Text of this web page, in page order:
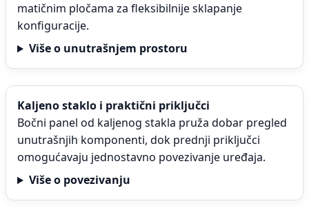
matičnim pločama za fleksibilnije sklapanje
konfiguracije.
Više o unutrašnjem prostoru
Kaljeno staklo i praktični priključci
Bočni panel od kaljenog stakla pruža dobar pregled
unutrašnjih komponenti, dok prednji priključci
omogućavaju jednostavno povezivanje uređaja.
Više o povezivanju